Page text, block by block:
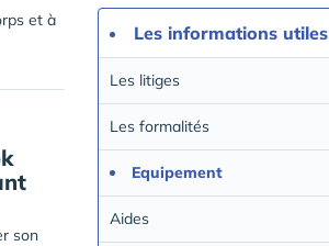
et à
son
Les informations utiles
Les litiges
Les formalités
Equipement
Aides